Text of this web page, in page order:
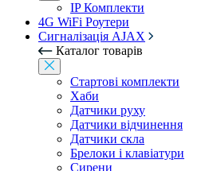
IP Комплекти
4G WiFi Роутери
Сигналізація AJAX
Каталог товарів
Стартові комплекти
Хаби
Датчики руху
Датчики відчинення
Датчики скла
Брелоки і клавіатури
Сирени